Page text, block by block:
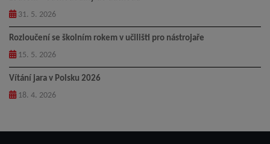
31. 5. 2026
Rozloučení se školním rokem v učilišti pro nástrojaře
15. 5. 2026
Vítání jara v Polsku 2026
18. 4. 2026